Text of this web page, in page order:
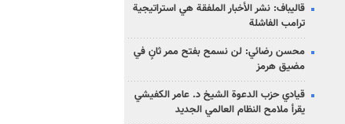
قاليباف: نشر الأخبار الملفقة هي استراتيجية
ترامب الفاشلة
محسن رضائي: لن نسمح بفتح ممر ثانٍ في
مضيق هرمز
قيادي حزب الدعوة الشيخ د. عامر الكفيشي
يقرأ ملامح النظام العالمي الجديد